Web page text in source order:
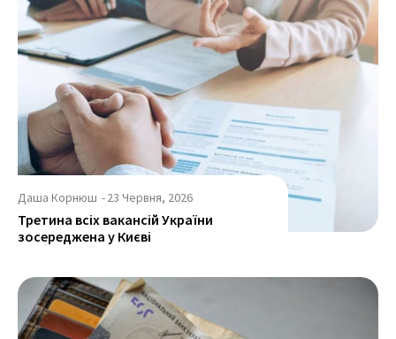
Даша Корнюш -23 Червня, 2026
Третина всіх вакансій України
зосереджена у Києві